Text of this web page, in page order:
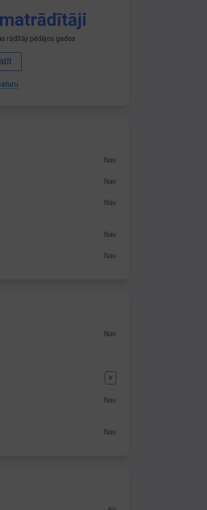
rādītāji pēdējos gados
Nav
Nav
Nav
Nav
Nav
Nav
Ir
Nav
Nav